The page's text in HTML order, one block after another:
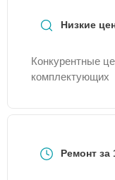
Низкие
Конкурентные
комплектующих
Ремонт за